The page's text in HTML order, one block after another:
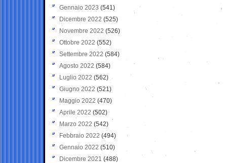
Gennaio 2023 (541)
Dicembre 2022 (525)
Novembre 2022 (526)
Ottobre 2022 (552)
Settembre 2022 (584)
Agosto 2022 (584)
Luglio 2022 (562)
Giugno 2022 (521)
Maggio 2022 (470)
Aprile 2022 (502)
Marzo 2022 (542)
Febbraio 2022 (494)
Gennaio 2022 (510)
Dicembre 2021 (488)